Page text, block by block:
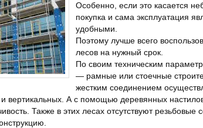
Особенно, если это касается
покупка и сама эксплуатация
удобными.
Поэтому лучше всего
лесов на нужный срок.
По своим техническим
— рамные или стоечные
жестким соединением
и вертикальных. А с помощью деревянных
Также в этих лесах отсутствуют